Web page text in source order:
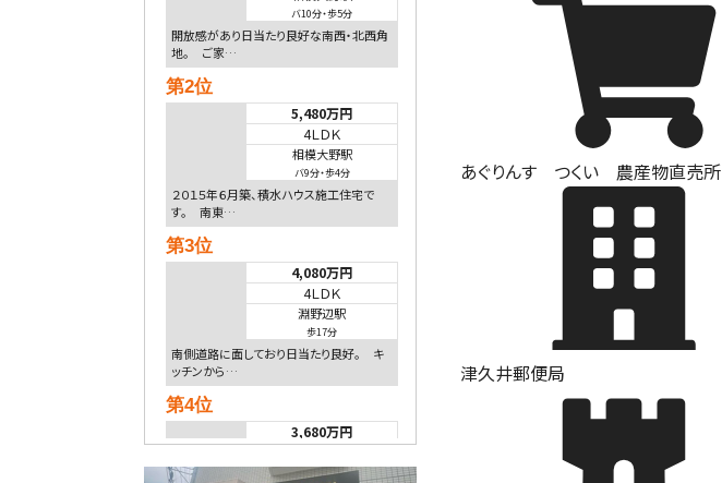
バ10分・歩5分
開放感があり日当たり良好な南西・北西角
地。 ご家…
第2位
5,480万円
4ＬＤＫ
相模大野駅
バ9分・歩4分
２０１５年６月築、積水ハウス施工住宅で
す。 南東…
第3位
4,080万円
4ＬＤＫ
淵野辺駅
歩17分
南側道路に面しており日当たり良好。 キ
ッチンから…
第4位
3,680万円
海老名駅
あぐりんす つくい 農産物直売所
津久井郵便局